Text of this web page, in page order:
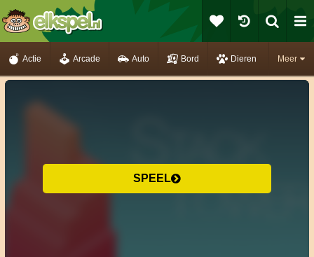
Meer
Actie Arcade Auto Bord Dieren
SPEEL